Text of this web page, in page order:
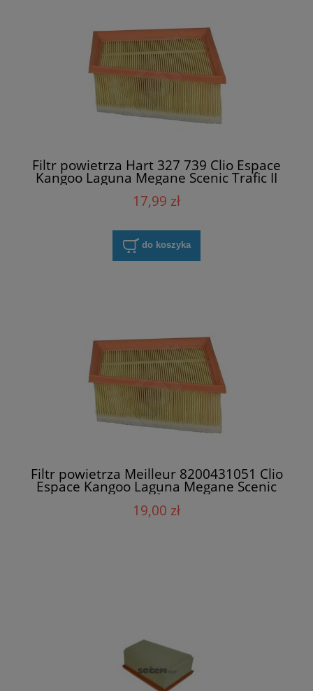
Filtr powietrza Hart 327 739 Clio Espace
Kangoo Laguna Megane Scenic Trafic II
17,99 zł
do koszyka
Filtr powietrza Meilleur 8200431051 Clio
Espace Kangoo Laguna Megane Scenic
Trafic II
19,00 zł